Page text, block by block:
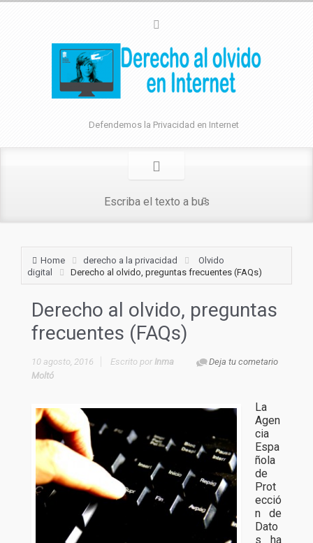
Defendemos la Privacidad en Internet
Home derecho a la privacidad
Olvido
digital
Derecho al olvido, preguntas frecuentes (FAQs)
Derecho al olvido, preguntas
frecuentes (FAQs)
10 agosto, 2016 Deja tu cometario
Escrito por Inma
Moltó
La
Agen
cia
Espa
ñola
de
Prot
ecció
n de
Dato
s ha